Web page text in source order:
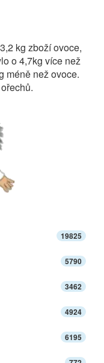
kg zboží ovoce,
o 4,7kg více než
méně než ovoce.
19825
5790
3462
4924
6195